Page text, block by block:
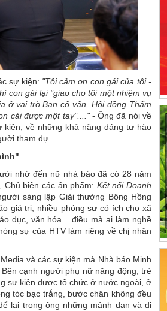
sự kiện: "Tôi cảm ơn con gái của tôi -
con gái lại "giao cho tôi một nhiệm vụ
ở vai trò Ban cố vấn, Hội đồng Thẩm
cái được một tay"...."- Ông đã nói về
kiện, về những khả năng đáng tự hào
tham dự.
nhớ đến nữ nhà báo đã có 28 năm
biên các ấn phẩm: Kết nối Doanh
sáng lập Giải thưởng Bông Hồng
giá trị, nhiều phóng sự có ích cho xã
dục, văn hóa... điều mà ai làm nghề
sự của HTV làm riêng về chị nhân
và các sự kiện mà Nhà báo Minh
cạnh người phụ nữ năng động, trẻ
sự kiện được tổ chức ở nước ngoài, ở
tóc bạc trắng, bước chân không đều
lại trong ông những mảnh đạn và di